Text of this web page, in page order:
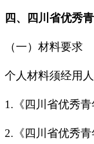
四、四川省优秀
（一）材料要求
个人材料须经用
1.《四川省优秀
2.《四川省优秀